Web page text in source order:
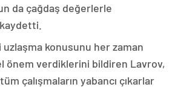
da çağdaş değerlerle
uzlaşma konusunu her zaman
önem verdiklerini bildiren Lavrov,
çalışmaların yabancı çıkarlar